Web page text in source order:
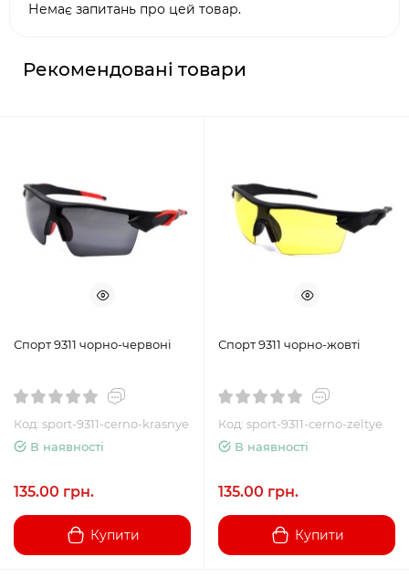
Немає запитань про цей товар.
Рекомендовані товари
Спорт 9311 чорно-червоні
Код: sport-9311-cerno-krasnye
В наявності
135.00 грн.
Купити
Спорт 9311 чорно-жовті
Код: sport-9311-cerno-zeltye
В наявності
135.00 грн.
Купити